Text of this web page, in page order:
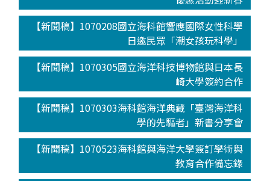
【新聞稿】1070208國立海科館響應國際女性科學
日邀民眾「潮女孩玩科學」
【新聞稿】1070305國立海洋科技博物館與日本長
崎大學簽約合作
【新聞稿】1070303海科館海洋典藏「臺灣海洋科
學的先驅者」新書分享會
【新聞稿】1070523海科館與海洋大學簽訂學術與
教育合作備忘錄